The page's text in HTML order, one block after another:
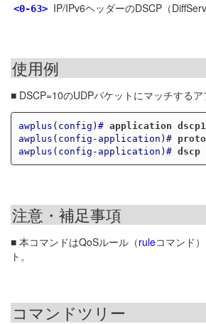
<0-63> IP/IPv6ヘッダーのDSCP（
使用例
■ DSCP=10のUDPパケットにマッチする
awplus(config)# application
awplus(config-application)#
awplus(config-application)# dscp
注意・補足事項
■ 本コマンドはQoSルール（ruleコマンド
ト。
コマンドツリー